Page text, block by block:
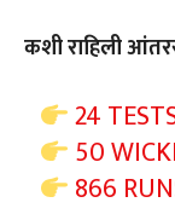
कशी राहिली
24
50
866